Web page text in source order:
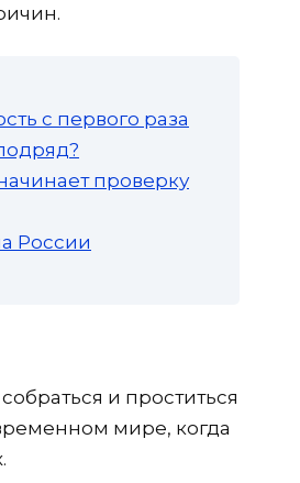
с первого раза
проверку
России
и проститься
мире, когда